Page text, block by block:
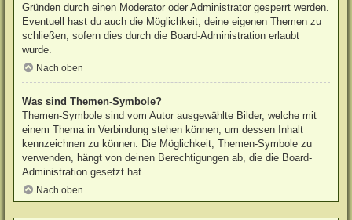
Gründen durch einen Moderator oder Administrator gesperrt werden.
Eventuell hast du auch die Möglichkeit, deine eigenen Themen zu
schließen, sofern dies durch die Board-Administration erlaubt
wurde.
Nach oben
Was sind Themen-Symbole?
Themen-Symbole sind vom Autor ausgewählte Bilder, welche mit
einem Thema in Verbindung stehen können, um dessen Inhalt
kennzeichnen zu können. Die Möglichkeit, Themen-Symbole zu
verwenden, hängt von deinen Berechtigungen ab, die die Board-
Administration gesetzt hat.
Nach oben